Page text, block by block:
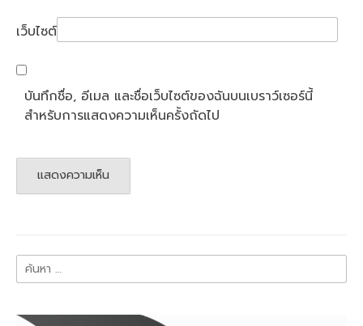
เว็บไซต์
บันทึกชื่อ, อีเมล และชื่อเว็บไซต์ของฉันบนเบราว์เซอร์นี้
สำหรับการแสดงความเห็นครั้งถัดไป
ค้นหา
สำหรับ: